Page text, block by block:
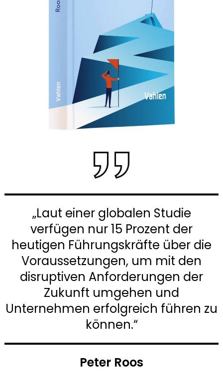
„Laut einer globalen Studie
verfügen nur 15 Prozent der
heutigen Führungskräfte über die
Voraussetzungen, um mit den
disruptiven Anforderungen der
Zukunft umgehen und
Unternehmen erfolgreich führen zu
können.“
Peter Roos